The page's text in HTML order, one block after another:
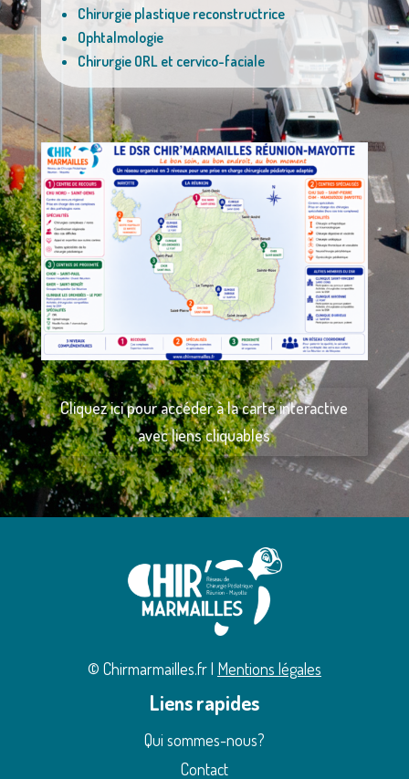
Chirurgie plastique reconstructrice
Ophtalmologie
Chirurgie ORL et cervico-faciale
Cliquez ici pour accéder à la carte interactive
avec liens cliquables
© Chirmarmailles.fr | Mentions légales
Liens rapides
Qui sommes-nous?
Contact